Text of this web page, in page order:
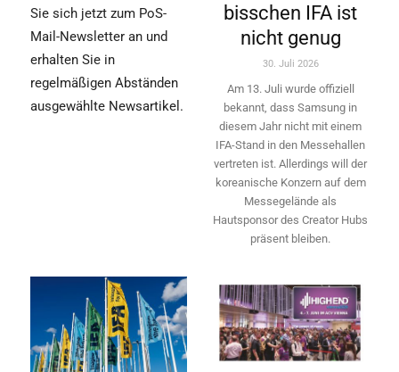
Sie sich jetzt zum PoS-
Mail-Newsletter an und
erhalten Sie in
regelmäßigen Abständen
ausgewählte Newsartikel.
bisschen IFA ist
nicht genug
30. Juli 2026
Am 13. Juli wurde offiziell
bekannt, dass Samsung in
diesem Jahr nicht mit einem
IFA-Stand in den Messehallen
vertreten ist. Allerdings will ­der
koreanische Konzern auf dem
Messegelände als
Hautsponsor des Creator Hubs
präsent bleiben.